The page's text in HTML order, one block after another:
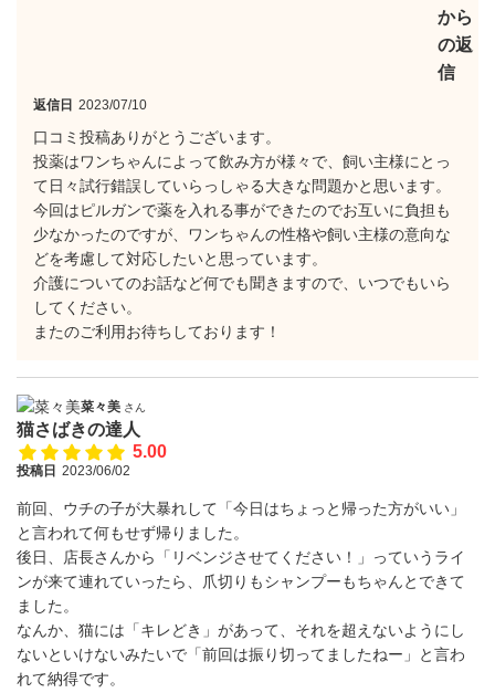
から
の返
信
返信日 2023/07/10
口コミ投稿ありがとうございます。
投薬はワンちゃんによって飲み方が様々で、飼い主様にとっ
て日々試行錯誤していらっしゃる大きな問題かと思います。
今回はピルガンで薬を入れる事ができたのでお互いに負担も
少なかったのですが、ワンちゃんの性格や飼い主様の意向な
どを考慮して対応したいと思っています。
介護についてのお話など何でも聞きますので、いつでもいら
してください。
またのご利用お待ちしております！
菜々美 さん
猫さばきの達人
5.00
投稿日 2023/06/02
前回、ウチの子が大暴れして「今日はちょっと帰った方がいい」
と言われて何もせず帰りました。
後日、店長さんから「リベンジさせてください！」っていうライ
ンが来て連れていったら、爪切りもシャンプーもちゃんとできて
ました。
なんか、猫には「キレどき」があって、それを超えないようにし
ないといけないみたいで「前回は振り切ってましたねー」と言わ
れて納得です。